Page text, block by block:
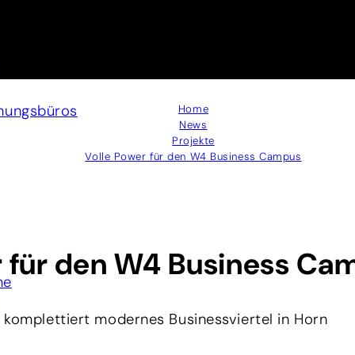
Home
News
Projekte
Volle Power für den W4 Business Campus
für den W4 Business
modernes Businessviertel in Horn